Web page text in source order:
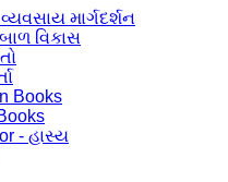
માર્ગદર્શન
વિકાસ
Books
- હાસ્ય